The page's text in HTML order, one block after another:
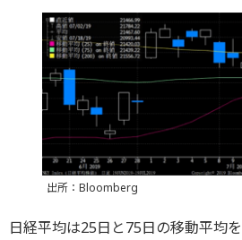
出所：Bloomberg
日経平均は25日と75日の移動平均